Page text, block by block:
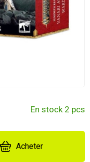
En stock 2 pcs
Acheter